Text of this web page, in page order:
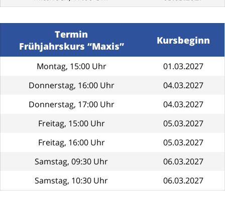
Termin
Frühjahrskurs “Maxis”
Kursbeginn
Montag, 15:00 Uhr
01.03.2027
Donnerstag, 16:00 Uhr
04.03.2027
Donnerstag, 17:00 Uhr
04.03.2027
Freitag, 15:00 Uhr
05.03.2027
Freitag, 16:00 Uhr
05.03.2027
Samstag, 09:30 Uhr
06.03.2027
Samstag, 10:30 Uhr
06.03.2027